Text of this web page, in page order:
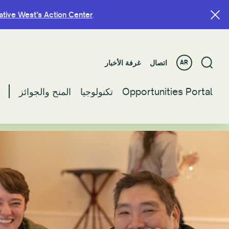
West’s Action Center.
غرفة الأخبار اتصال AR
المنح والجوائز تكنولوجيا Opportunities Portal
West’s Action Center.
غرفة الأخبار اتصال AR
المنح والجوائز تكنولوجيا Opportunities Portal